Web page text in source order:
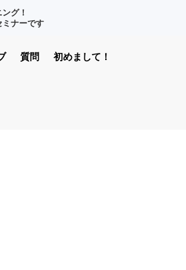
グ！
ナーです
質問 初めまして！